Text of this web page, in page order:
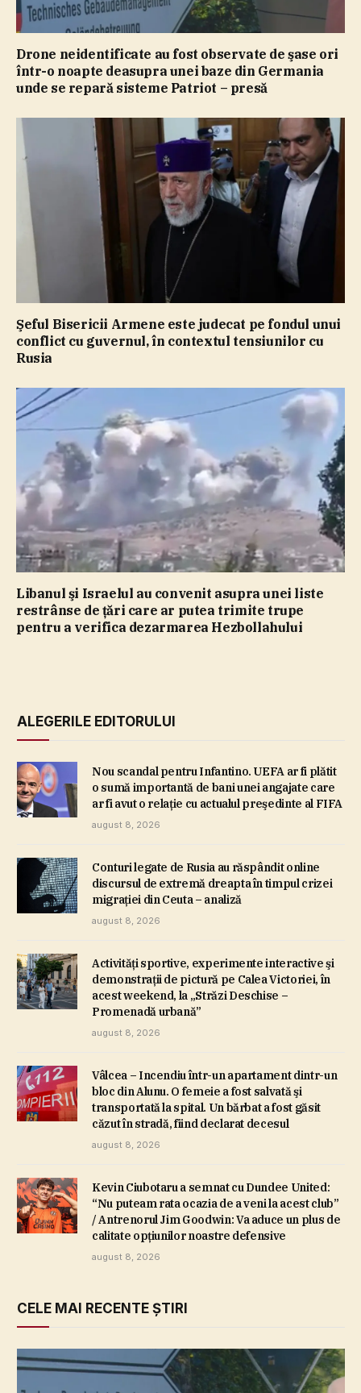
Drone neidentificate au fost observate de şase ori
într-o noapte deasupra unei baze din Germania
unde se repară sisteme Patriot – presă
Şeful Bisericii Armene este judecat pe fondul unui
conflict cu guvernul, în contextul tensiunilor cu
Rusia
Libanul şi Israelul au convenit asupra unei liste
restrânse de ţări care ar putea trimite trupe
pentru a verifica dezarmarea Hezbollahului
ALEGERILE EDITORULUI
Nou scandal pentru Infantino. UEFA ar fi plătit
o sumă importantă de bani unei angajate care
ar fi avut o relaţie cu actualul preşedinte al FIFA
august 8, 2026
Conturi legate de Rusia au răspândit online
discursul de extremă dreapta în timpul crizei
migraţiei din Ceuta – analiză
august 8, 2026
Activităţi sportive, experimente interactive şi
demonstraţii de pictură pe Calea Victoriei, în
acest weekend, la „Străzi Deschise –
Promenadă urbană”
august 8, 2026
Vâlcea – Incendiu într-un apartament dintr-un
bloc din Alunu. O femeie a fost salvată şi
transportată la spital. Un bărbat a fost găsit
căzut în stradă, fiind declarat decesul
august 8, 2026
Kevin Ciubotaru a semnat cu Dundee United:
“Nu puteam rata ocazia de a veni la acest club”
/ Antrenorul Jim Goodwin: Va aduce un plus de
calitate opţiunilor noastre defensive
august 8, 2026
CELE MAI RECENTE ȘTIRI